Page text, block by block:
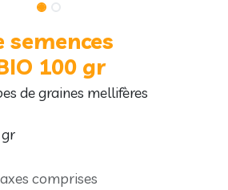
semences
100 gr
de graines mellifères
comprises